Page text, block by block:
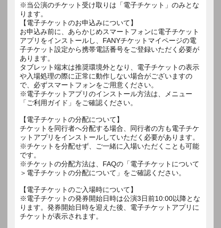
※当公演のチケット受け取りは「電子チケット」のみとな
ります。
【電子チケットのお申込みについて】
お申込み前に、あらかじめスマートフォンに電子チケット
アプリをインストールし、FANYチケットマイページの電
子チケット設定から携帯電話番号をご登録いただく必要が
あります。
タブレット端末は推奨環境外となり、電子チケットの表示
や入場処理の際に正常に動作しない場合がございますの
で、必ずスマートフォンをご用意ください。
※電子チケットアプリのインストール方法は、メニュー
「ご利用ガイド」をご確認ください。
【電子チケットの分配について】
チケットを同行者へ分配する場合、同行者の方も電子チケ
ットアプリをインストールしていただく必要があります。
※チケットを分配せず、ご一緒に入場いただくことも可能
です。
※チケットの分配方法は、FAQの「電子チケットについて
＞電子チケットの分配について」をご確認ください。
【電子チケットのご入場時について】
※電子チケットの発券開始日時は公演3日前10:00以降とな
ります。発券開始日時を迎えた後、電子チケットアプリに
チケットが表示されます。